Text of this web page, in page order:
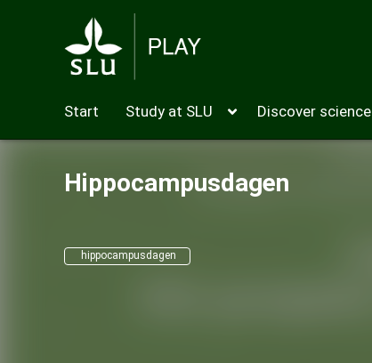
Start Study at SLU Discover science
Hippocampusdagen
hippocampusdagen